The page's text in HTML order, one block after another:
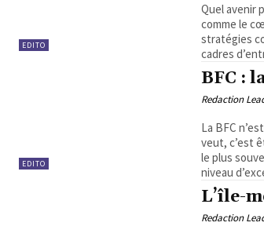
EDITO
Quel avenir
comme le
stratégies
cadres
EDITO
BFC :
Redaction
La BFC
veut, c’est
le plus
niveau
L’île-
Redaction